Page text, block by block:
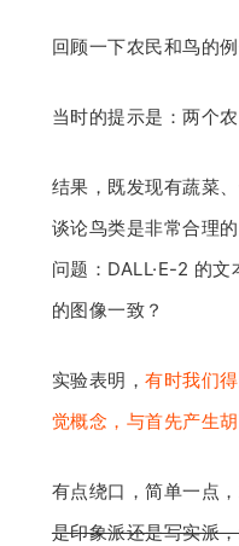
回顾一下农民和鸟的例
当时的提示是：两个
结果，既发现有蔬菜
谈论鸟类是非常合理
问题：DALL·E-2 的
的图像一致？
实验表明，有时我们
觉概念，与首先产生
有点绕口，简单一点
是印象派还是写实派